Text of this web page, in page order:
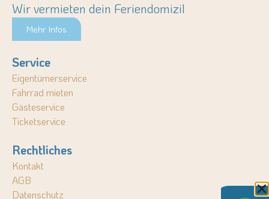
Wir vermieten dein Feriendomizil
Mehr Infos
Service
Eigentümerservice
Fahrrad mieten
Gästeservice
Ticketservice
Rechtliches
Kontakt
AGB
Datenschutz